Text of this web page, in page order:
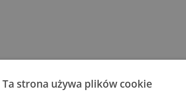
Ta strona używa plików cookie